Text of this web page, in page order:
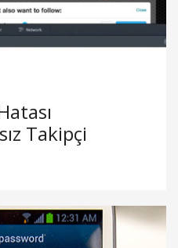
Takipçi